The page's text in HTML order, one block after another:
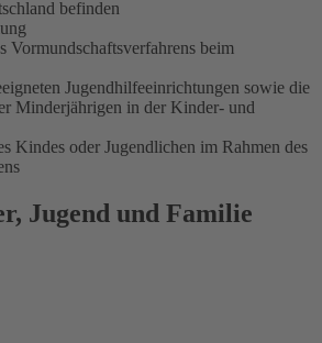
befinden
Vormundschaftsverfahrens beim
Jugendhilfeeinrichtungen sowie die
Minderjährigen in der Kinder- und
Kindes oder Jugendlichen im Rahmen des
Jugend und Familie